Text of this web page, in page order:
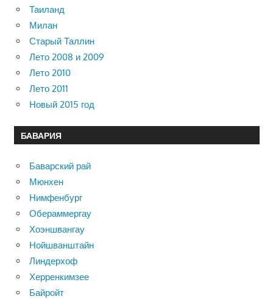
Таиланд
Милан
Старый Таллин
Лето 2008 и 2009
Лето 2010
Лето 2011
Новый 2015 год
БАВАРИЯ
Баварский рай
Мюнхен
Нимфенбург
Обераммергау
Хоэншвангау
Нойшванштайн
Линдерхоф
Херренкимзее
Байройт